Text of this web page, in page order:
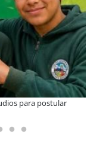
el crecimiento de